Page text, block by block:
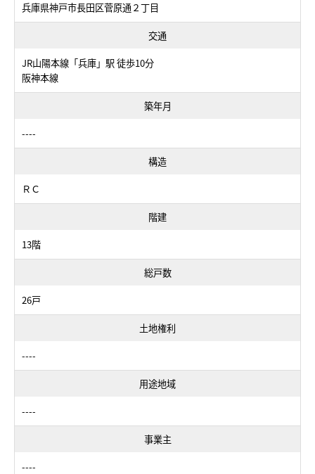
兵庫県神戸市長田区菅原通２丁目
交通
JR山陽本線「兵庫」駅 徒歩10分
阪神本線
築年月
----
構造
ＲＣ
階建
13階
総戸数
26戸
土地権利
----
用途地域
----
事業主
----